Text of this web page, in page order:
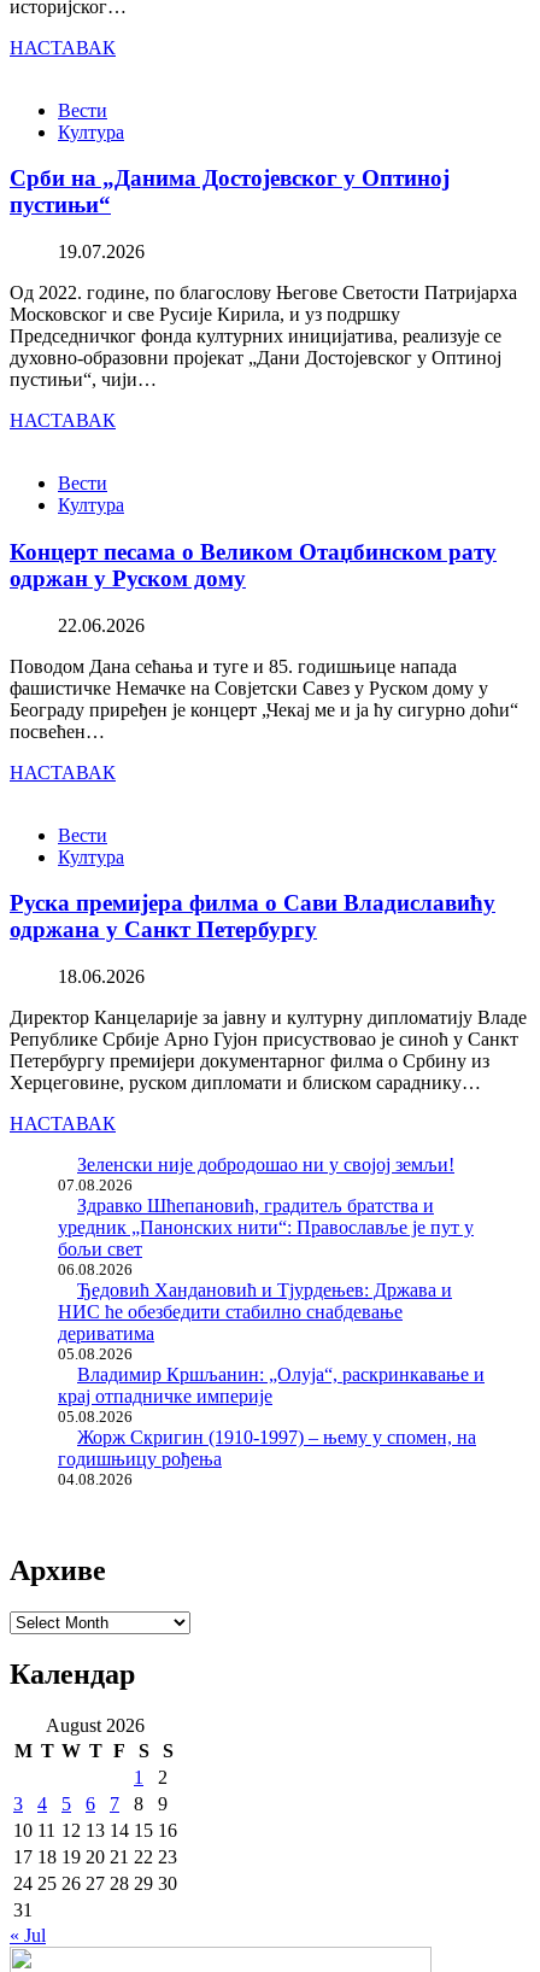
историјског…
НАСТАВАК
Вести
Култура
Срби на „Данима Достојевског у Оптиној
пустињи“
19.07.2026
Од 2022. године, по благослову Његове Светости Патријарха
Московског и све Русије Кирила, и уз подршку
Председничког фонда културних иницијатива, реализује се
духовно-образовни пројекат „Дани Достојевског у Оптиној
пустињи“, чији…
НАСТАВАК
Вести
Култура
Концерт песама о Великом Отаџбинском рату
одржан у Руском дому
22.06.2026
Поводом Дана сећања и туге и 85. годишњице напада
фашистичке Немачке на Совјетски Савез у Руском дому у
Београду приређен је концерт „Чекај ме и ја ћу сигурно доћи“
посвећен…
НАСТАВАК
Вести
Култура
Руска премијера филма о Сави Владиславићу
одржана у Санкт Петербургу
18.06.2026
Директор Канцеларије за јавну и културну дипломатију Владе
Републике Србије Арно Гујон присуствовао је синоћ у Санкт
Петербургу премијери документарног филма о Србину из
Херцеговине, руском дипломати и блиском сараднику…
НАСТАВАК
Зеленски није добродошао ни у својој земљи!
07.08.2026
Здравко Шћепановић, градитељ братства и
уредник „Панонских нити“: Православље је пут у
бољи свет
06.08.2026
Ђедовић Хандановић и Тјурдењев: Држава и
НИС ће обезбедити стабилно снабдевање
дериватима
05.08.2026
Владимир Кршљанин: „Олуја“, раскринкавање и
крај отпадничке империје
05.08.2026
Жорж Скригин (1910-1997) – њему у спомен, на
годишњицу рођења
04.08.2026
Архиве
Архиве
Календар
August 2026
M T W T F S
S
1
2
3
4 5 6 7 8
9
10 11 12 13 14 15 16
17 18 19 20 21 22 23
24 25 26 27 28 29 30
31
« Jul